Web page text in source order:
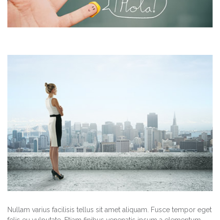
Nullam varius facilisis tellus sit amet aliquam. Fusce tempor eget